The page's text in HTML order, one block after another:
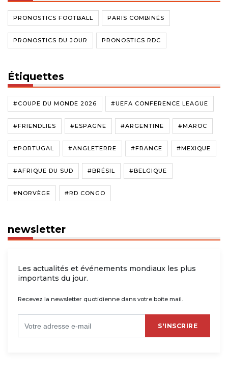
PRONOSTICS FOOTBALL PARIS COMBINÉS
PRONOSTICS DU JOUR PRONOSTICS RDC
Étiquettes
#COUPE DU MONDE 2026 #UEFA CONFERENCE LEAGUE
#FRIENDLIES #ESPAGNE #ARGENTINE #MAROC
#PORTUGAL #ANGLETERRE #FRANCE #MEXIQUE
#AFRIQUE DU SUD #BRÉSIL #BELGIQUE
#NORVÈGE #RD CONGO
newsletter
Les actualités et événements mondiaux les plus
importants du jour.
Recevez la newsletter quotidienne dans votre boîte mail.
S'INSCRIRE